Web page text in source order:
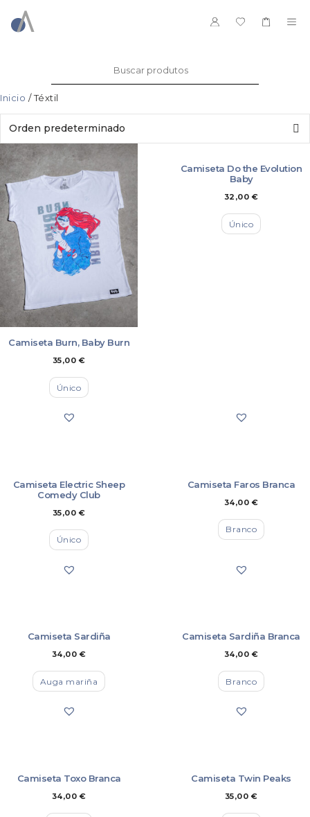
contido
Inicio / Téxtil
Camiseta Burn, Baby Burn
35,00 €
Único
Camiseta Do the Evolution
Baby
32,00 €
Único
Camiseta Electric Sheep
Comedy Club
35,00 €
Único
Camiseta Faros Branca
34,00 €
Branco
Camiseta Sardiña
34,00 €
Auga mariña
Camiseta Sardiña Branca
34,00 €
Branco
Camiseta Toxo Branca
34,00 €
Camiseta Twin Peaks
35,00 €